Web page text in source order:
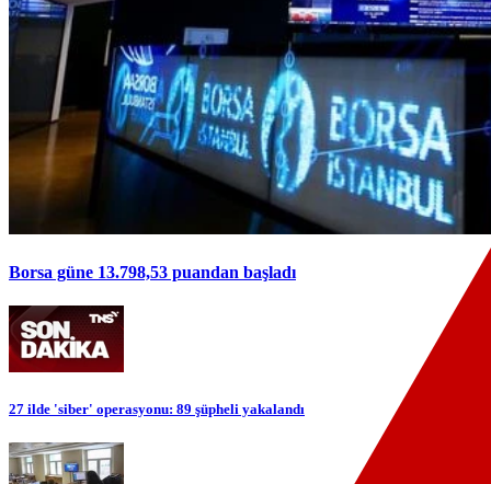
Borsa güne 13.798,53 puandan başladı
27 ilde 'siber' operasyonu: 89 şüpheli yakalandı